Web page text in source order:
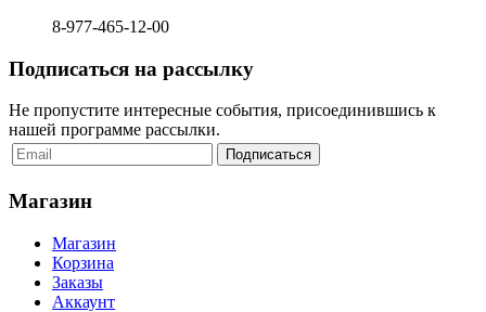
8-977-465-12-00
Подписаться на рассылку
Не пропустите интересные события, присоединившись к
нашей программе рассылки.
Магазин
Магазин
Корзина
Заказы
Аккаунт